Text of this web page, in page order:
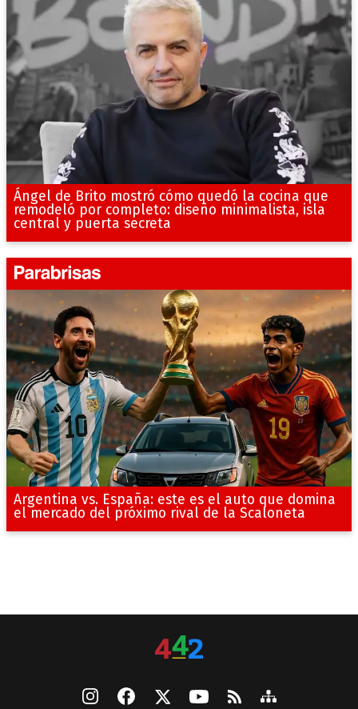
Ángel de Brito mostró cómo quedó la cocina que
remodeló por completo: diseño minimalista, isla
central y puerta secreta
Argentina vs. España: este es el auto que domina
el mercado del próximo rival de la Scaloneta